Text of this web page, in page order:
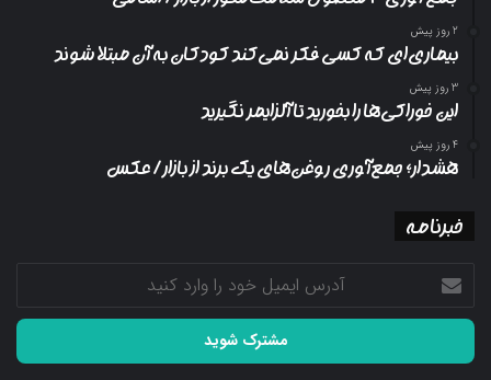
2 روز پیش
بیماری‌ای که کسی فکر نمی‌کند کودکان به آن مبتلا شوند
3 روز پیش
این خوراکی‌ها را بخورید تا آلزایمر نگیرید
4 روز پیش
هشدار؛ جمع‌آوری روغن‌های یک برند از بازار/ عکس
خبرنامه
آدرس
ایمیل
خود
وارد